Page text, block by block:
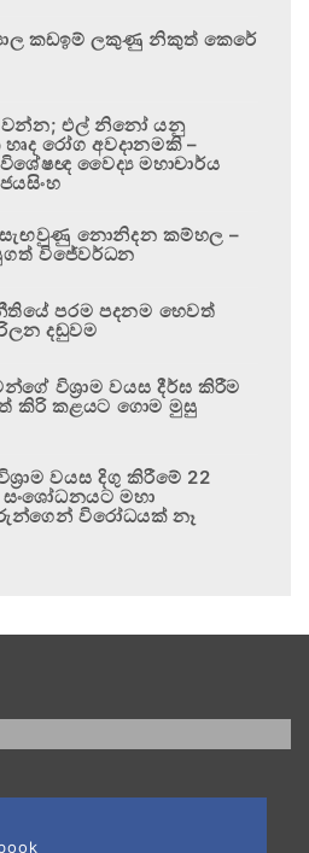
කඩඉම් ලකුණු නිකුත් කෙරේ
වන්න; එල් නිනෝ යනු
හෘද රෝග අවදානමකි –
විශේෂඥ වෛද්‍ය මහාචාර්ය
නොනිදන කම්හල –
විජේවර්ධන
පරම පදනම හෙවත්
දඬුවම
විශ්‍රාම වයස දීර්ඝ කිරීම
කිරි කළයට ගොම මුසු
වයස දිගු කිරීමේ 22
සංශෝධනයට මහා
විරෝධයක් නෑ